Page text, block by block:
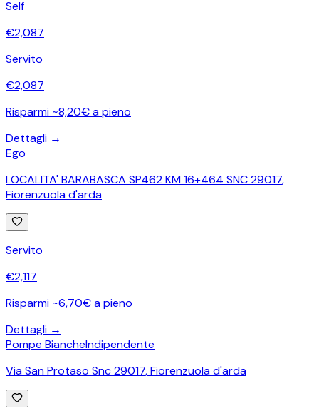
Self
€2,087
Servito
€2,087
Risparmi ~8,20€ a pieno
Dettagli →
Ego
LOCALITA' BARABASCA SP462 KM 16+464 SNC 29017,
Fiorenzuola d'arda
Servito
€2,117
Risparmi ~6,70€ a pieno
Dettagli →
Pompe BiancheIndipendente
Via San Protaso Snc 29017,Fiorenzuola d'arda